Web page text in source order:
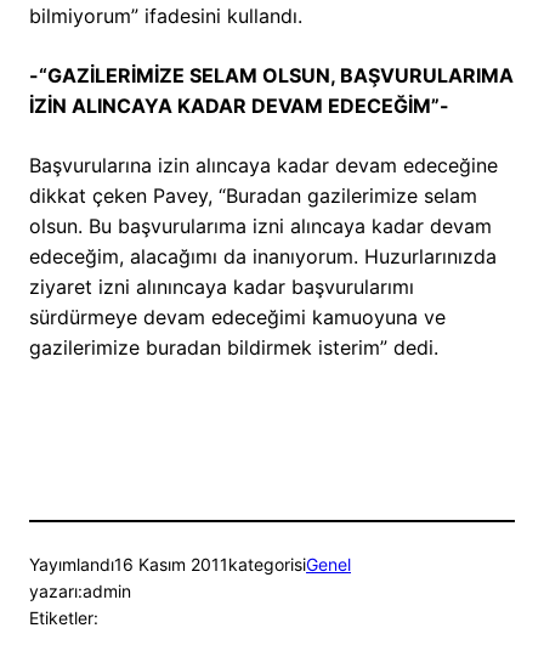
bilmiyorum” ifadesini kullandı.
-“GAZİLERİMİZE SELAM OLSUN, BAŞVURULARIMA
İZİN ALINCAYA KADAR DEVAM EDECEĞİM”-
Başvurularına izin alıncaya kadar devam edeceğine
dikkat çeken Pavey, “Buradan gazilerimize selam
olsun. Bu başvurularıma izni alıncaya kadar devam
edeceğim, alacağımı da inanıyorum. Huzurlarınızda
ziyaret izni alınıncaya kadar başvurularımı
sürdürmeye devam edeceğimi kamuoyuna ve
gazilerimize buradan bildirmek isterim” dedi.
Yayımlandı16 Kasım 2011kategorisiGenel
yazarı:admin
Etiketler: